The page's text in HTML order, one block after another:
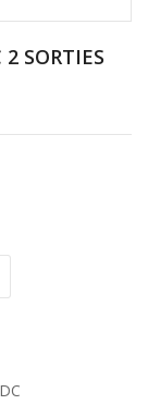
SORTIES